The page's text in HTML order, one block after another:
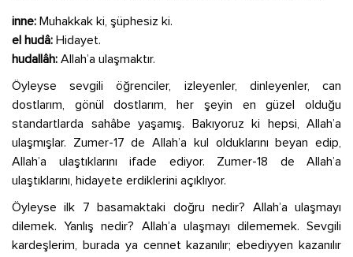
inne: Muhakkak ki, şüphesiz ki.
el hudâ: Hidayet.
hudallâh: Allah’a ulaşmaktır.
Öyleyse sevgili öğrenciler, izleyenler, dinleyenler, can
dostlarım, gönül dostlarım, her şeyin en güzel olduğu
standartlarda sahâbe yaşamış. Bakıyoruz ki hepsi, Allah’a
ulaşmışlar. Zumer-17 de Allah’a kul olduklarını beyan edip,
Allah’a ulaştıklarını ifade ediyor. Zumer-18 de Allah’a
ulaştıklarını, hidayete erdiklerini açıklıyor.
Öyleyse ilk 7 basamaktaki doğru nedir? Allah’a ulaşmayı
dilemek. Yanlış nedir? Allah’a ulaşmayı dilememek. Sevgili
kardeşlerim, burada ya cennet kazanılır; ebediyyen kazanılır